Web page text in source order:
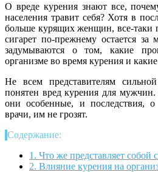
О вреде курения знают все,
населения травит себя? Хотя в
больше курящих женщин, все-таки
сигарет по-прежнему остается
задумываются о том, какие
организме во время курения и
Не всем представителям
понятен вред курения для
они особенные, и последствия,
врачи, им не грозят.
Содержание:
1. Что же представляет собой
2. Влияние курения на